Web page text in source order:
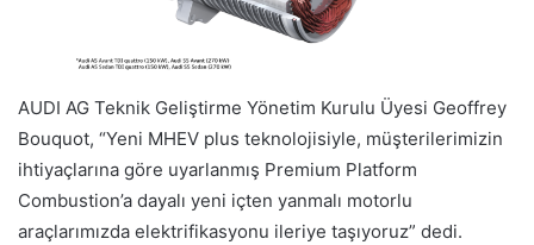
AUDI AG Teknik Geliştirme Yönetim Kurulu Üyesi Geoffrey
Bouquot, “Yeni MHEV plus teknolojisiyle, müşterilerimizin
ihtiyaçlarına göre uyarlanmış Premium Platform
Combustion’a dayalı yeni içten yanmalı motorlu
araçlarımızda elektrifikasyonu ileriye taşıyoruz” dedi.